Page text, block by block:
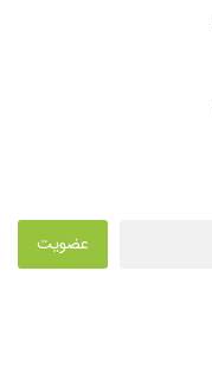
عضویت